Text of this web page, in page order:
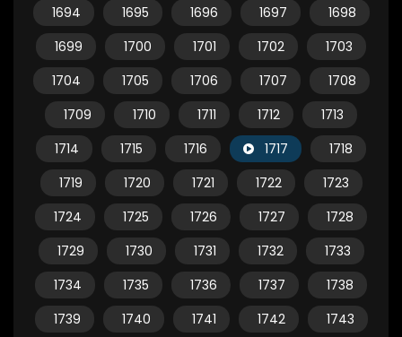
1694
1695 1696 1697
1698
1699
1700 1701 1702
1703
1704
1705 1706 1707
1708
1709
1710 1711 1712
1713
1714
1715 1716 1717
1718
1719
1720 1721 1722
1723
1724
1725 1726 1727
1728
1729
1730 1731 1732
1733
1734
1735 1736 1737
1738
1739
1740 1741 1742
1743